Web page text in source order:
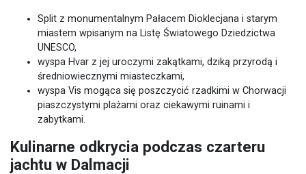
Split z monumentalnym Pałacem Dioklecjana i starym
miastem wpisanym na Listę Światowego Dziedzictwa
UNESCO,
wyspa Hvar z jej uroczymi zakątkami, dziką przyrodą i
średniowiecznymi miasteczkami,
wyspa Vis mogąca się poszczycić rzadkimi w Chorwacji
piaszczystymi plażami oraz ciekawymi ruinami i
zabytkami.
Kulinarne odkrycia podczas czarteru
jachtu w Dalmacji